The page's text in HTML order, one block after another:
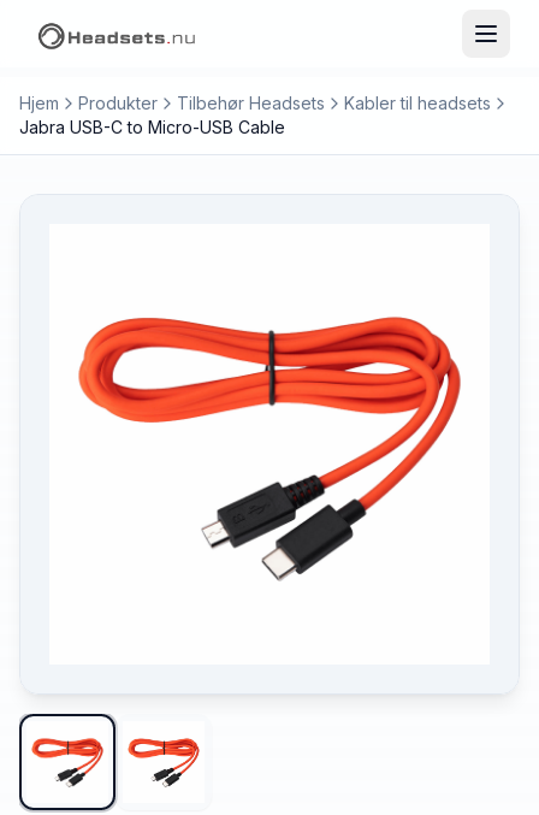
Hjem Produkter Tilbehør Headsets
Kabler til headsets
Jabra USB-C to Micro-USB Cable